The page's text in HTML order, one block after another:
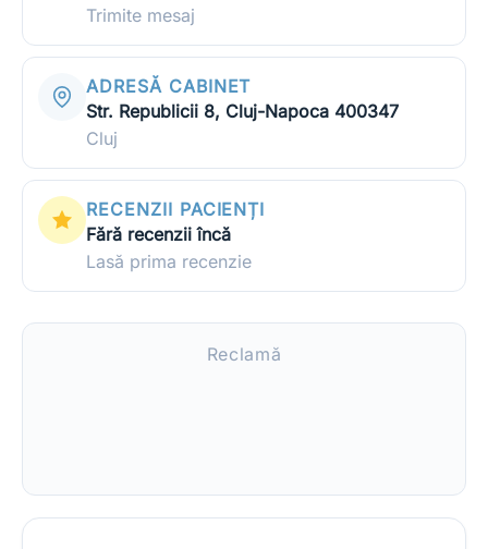
Trimite mesaj
ADRESĂ CABINET
Str. Republicii 8, Cluj-Napoca 400347
Cluj
RECENZII PACIENȚI
Fără recenzii încă
Lasă prima recenzie
Reclamă
clinică stomatologie pentru copii